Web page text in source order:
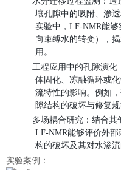
壤孔隙中的吸附、渗
实验中，LF-NMR能
向束缚水的转变），
用。
·
工程应用中的孔隙演化
体固化、冻融循环或
流特性的影响。例如
隙结构的破坏与修复规
·
多场耦合研究 ：结合
LF-NMR能够评价外
构的破坏及其对水渗流
实验案例：